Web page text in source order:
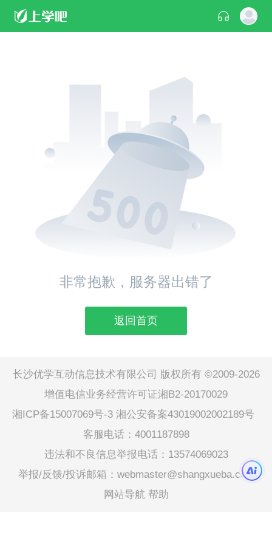
非常抱歉，服务器出错了
返回首页
长沙优学互动信息技术有限公司 版权所有 ©2009-2026
增值电信业务经营许可证湘B2-20170029
湘ICP备15007069号-3 湘公安备案43019002002189号
客服电话：4001187898
违法和不良信息举报电话：13574069023
举报/反馈/投诉邮箱：webmaster@shangxueba.com
网站导航 帮助